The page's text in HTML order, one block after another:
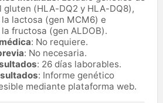
gluten (HLA-DQ2 y HLA-DQ8),
lactosa (gen MCM6) e
fructosa (gen ALDOB).
: No requiere.
: No necesaria.
: 26 días laborables.
: Informe genético
mediante plataforma web.